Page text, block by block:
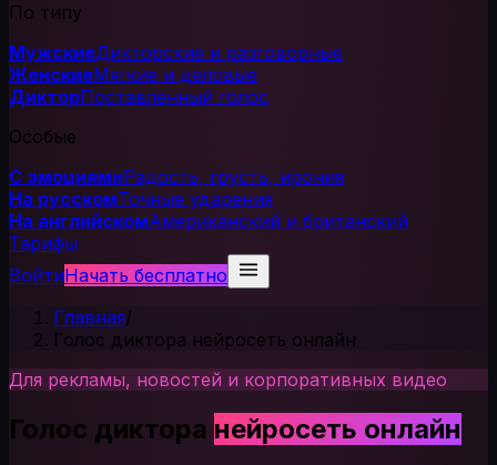
По типу
МужскиеДикторские и разговорные
ЖенскиеМягкие и деловые
ДикторПоставленный голос
Особые
С эмоциямиРадость, грусть, ирония
На русскомТочные ударения
На английскомАмериканский и британский
Тарифы
ВойтиНачать бесплатно
Главная/
Голос диктора нейросеть онлайн
Для рекламы, новостей и корпоративных видео
Голос диктора нейросеть онлайн